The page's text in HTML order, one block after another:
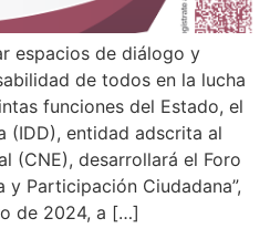
espacios de diálogo y
de todos en la lucha
funciones del Estado, el
(IDD), entidad adscrita al
(CNE), desarrollará el Foro
y Participación Ciudadana”,
de 2024, a […]